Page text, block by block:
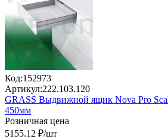
Код:152973
Артикул:222.103.120
GRASS Выдвижной ящик Nova Pro
450мм
Розничная цена
5155.12 ₽/шт